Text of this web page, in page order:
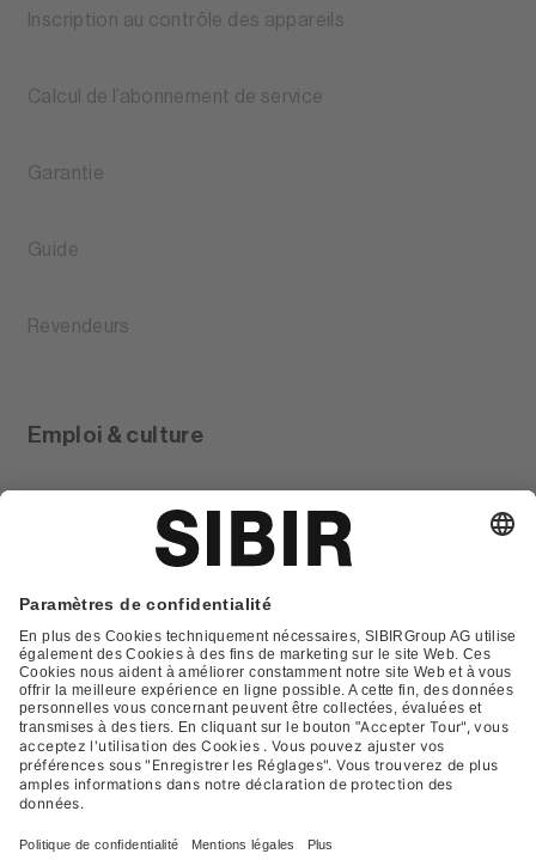
Inscription au contrôle des appareils
Calcul de l’abonnement de service
Garantie
Guide
Revendeurs
Emploi & culture
Contact
FAQ
Déclaration de protection